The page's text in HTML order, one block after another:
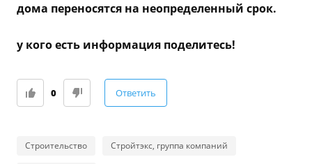
дома переносятся на неопределенный срок.
у кого есть информация поделитесь!
0 Ответить
Строительство Стройтэкс, группа компаний